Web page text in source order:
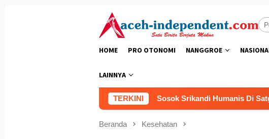
HOME PRO OTONOMI NANGGROE
LAINNYA
TERKINI
Sosok Srikandi Humanis Di Satgas Damai
Beranda Kesehatan